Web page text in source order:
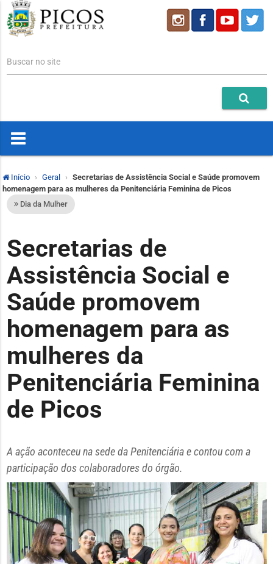
Buscar no site
Início Geral
Secretarias de Assistência Social e Saúde promovem
homenagem para as mulheres da Penitenciária Feminina de Picos
Dia da Mulher
Secretarias de
Assistência Social e
Saúde promovem
homenagem para as
mulheres da
Penitenciária Feminina
de Picos
A ação aconteceu na sede da Penitenciária e contou com a
participação dos colaboradores do órgão.